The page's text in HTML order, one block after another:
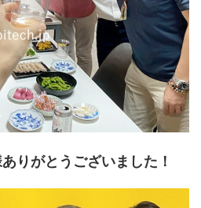
りがとうございました！